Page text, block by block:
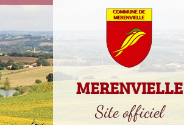
MERENVIELLE
Site officiel